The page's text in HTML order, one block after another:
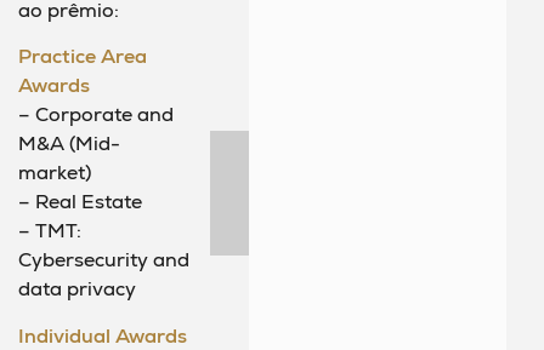
ao prêmio:
Practice Area
Awards
– Corporate and
M&A (Mid-
market)
– Real Estate
– TMT:
Cybersecurity and
data privacy
Individual Awards